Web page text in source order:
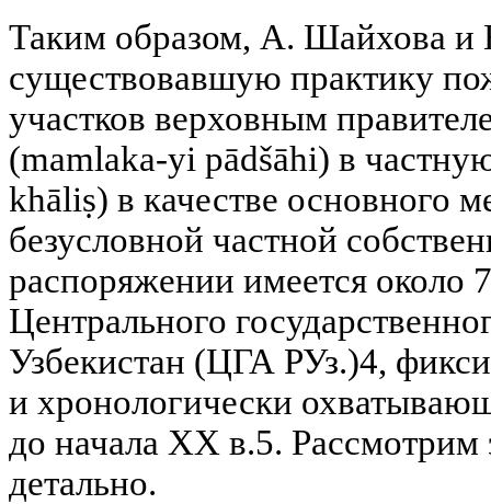
Таким образом, А. Шайхова и
существовавшую практику
участков верховным
(mamlaka-yi pādšāhi) в
khāliṣ) в качестве основного
безусловной частной
распоряжении имеется около
Центрального
Узбекистан (ЦГА РУз.)4,
и хронологически
до начала XX в.5. Рассмотрим
детально.